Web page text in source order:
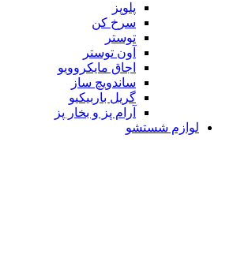
پلوپز
سرخ کن
توستر
آون توستر
اجاق مایکروویو
ساندویچ ساز
گریل باربیکیو
آرام پز و بخار پز
لوازم شستشو